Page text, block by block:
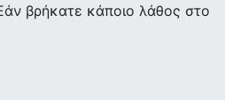
βρήκατε κάποιο λάθος στο